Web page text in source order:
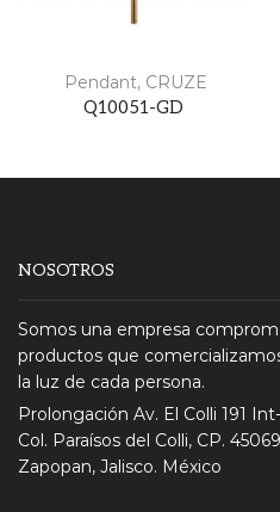
Pendant, CRUZE
Q10051-GD
NOSOTROS
Somos una empresa
productos que
la luz de cada persona.
Prolongación Av. El Colli 191 Int-
Col. Paraísos del Colli, CP. 45069
Zapopan, Jalisco. México